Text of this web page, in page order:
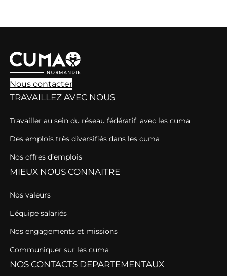
Nous contacter
TRAVAILLEZ AVEC NOUS
Travailler au sein du réseau fédératif, avec les cuma
Des emplois très diversifiés dans les cuma
Nos offres d’emplois
MIEUX NOUS CONNAITRE
Nos valeurs
L’équipe salariés
Nos engagements et missions
Communiquer sur les cuma
NOS CONTACTS DEPARTEMENTAUX